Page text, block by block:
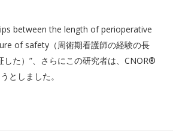
between the length of perioperative
of safety（周術期看護師の経験の長
た）”、さらにこの研究者は、CNOR®
としました。